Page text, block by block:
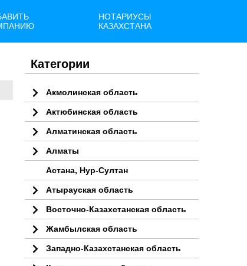
НОТАРИУСЫ
КАЗАХСТАНА
Категории
Акмолинская область
Актюбинская область
Алматинская область
Алматы
Астана, Нур-Султан
Атырауская область
Восточно-Казахстанская область
Жамбылская область
Западно-Казахстанская область